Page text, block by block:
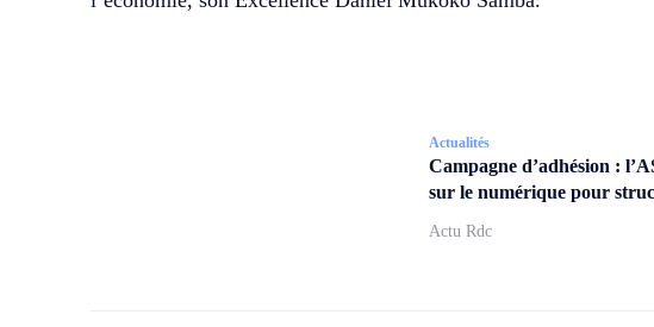
Actualités
Campagne d’adhésion :
sur le numérique pour
Actu Rdc